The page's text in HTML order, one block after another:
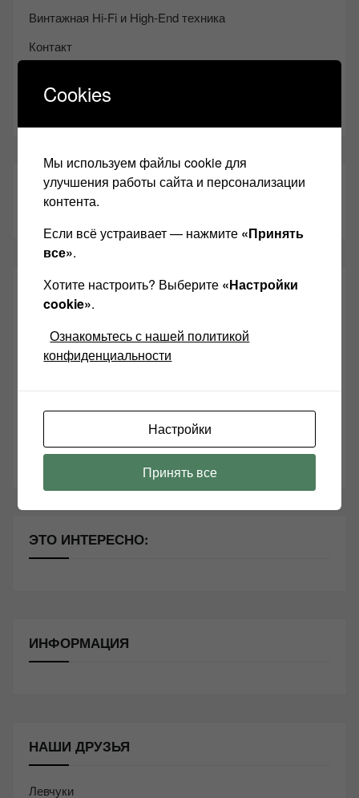
Винтажная Hi-Fi и High-End техника
Контакт
Youtube
ТАКЖЕ ЧИТАЕМ:
СВЕЖИЕ ЗАПИСИ
Возьмите друга в салон Hi-Fi техники
10 способов оптимизации потоковой музыки
Почему виниловые пластинки звучат так хорошо?
ЭТО ИНТЕРЕСНО:
ИНФОРМАЦИЯ
НАШИ ДРУЗЬЯ
Левчуки
Cookies
Мы используем файлы cookie для
улучшения работы сайта и персонализации
контента.
Если всё устраивает — нажмите «Принять
все».
Хотите настроить? Выберите «Настройки
cookie».
Ознакомьтесь с нашей политикой
конфиденциальности
Настройки
Принять все